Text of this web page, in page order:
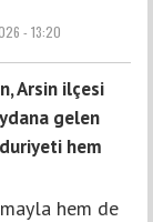
- 13:20
Arsin ilçesi
gelen
hem
hem de